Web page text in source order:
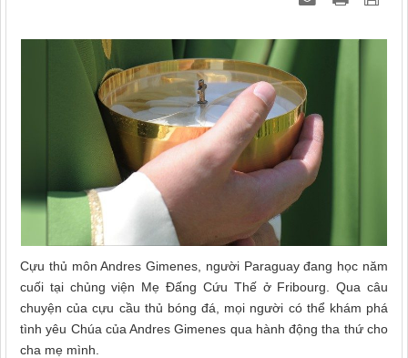
Cựu thủ môn Andres Gimenes, người Paraguay đang học năm
cuối tại chủng viện Mẹ Đấng Cứu Thế ở Fribourg. Qua câu
chuyện của cựu cầu thủ bóng đá, mọi người có thể khám phá
tình yêu Chúa của Andres Gimenes qua hành động tha thứ cho
cha mẹ mình.